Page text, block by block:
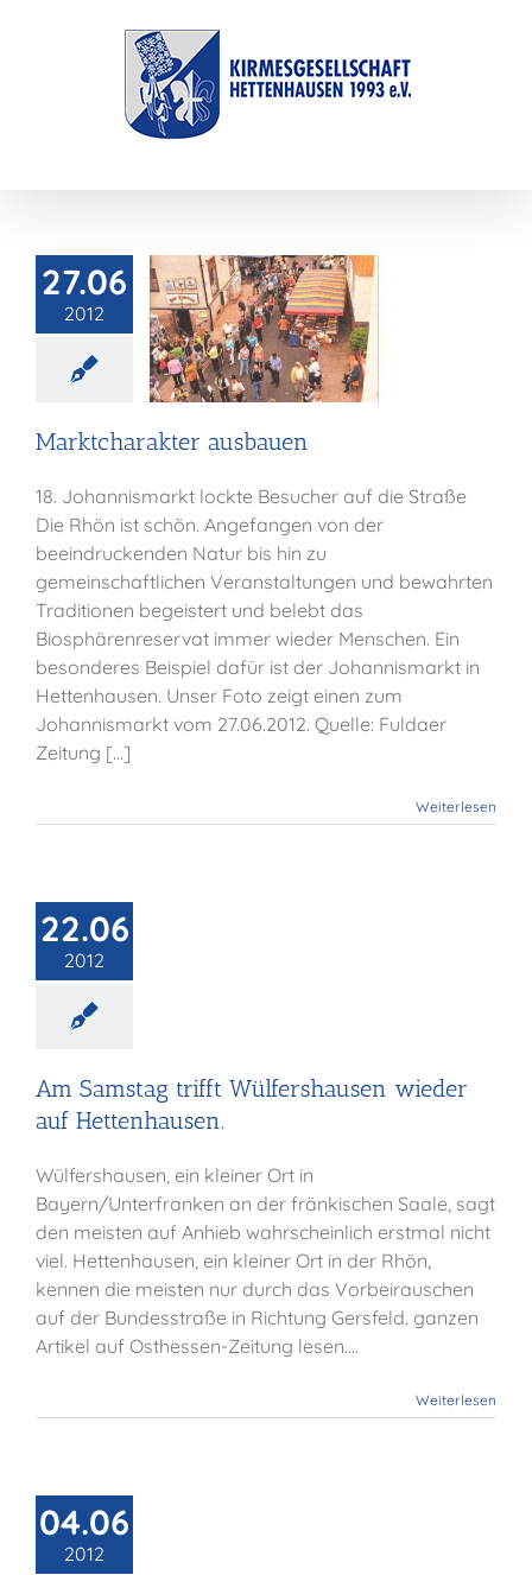
27.06
2012
Marktcharakter ausbauen
18. Johannismarkt lockte Besucher auf die Straße
Die Rhön ist schön. Angefangen von der
beeindruckenden Natur bis hin zu
gemeinschaftlichen Veranstaltungen und bewahrten
Traditionen begeistert und belebt das
Biosphärenreservat immer wieder Menschen. Ein
besonderes Beispiel dafür ist der Johannismarkt in
Hettenhausen. Unser Foto zeigt einen zum
Johannismarkt vom 27.06.2012. Quelle: Fuldaer
Zeitung [...]
Weiterlesen
22.06
2012
auf
Am Samstag trifft Wülfershausen wieder
auf Hettenhausen.
Wülfershausen, ein kleiner Ort in
Bayern/Unterfranken an der fränkischen Saale, sagt
den meisten auf Anhieb wahrscheinlich erstmal nicht
viel. Hettenhausen, ein kleiner Ort in der Rhön,
kennen die meisten nur durch das Vorbeirauschen
auf der Bundesstraße in Richtung Gersfeld. ganzen
Artikel auf Osthessen-Zeitung lesen....
Weiterlesen
04.06
2012
Treffpunkt
Presse